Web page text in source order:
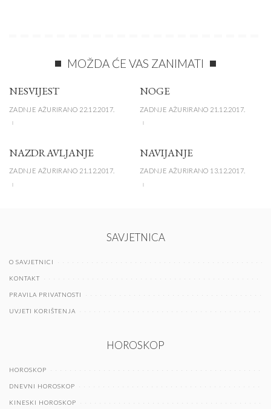
MOŽDA ĆE VAS ZANIMATI
NESVIJEST
ZADNJE AŽURIRANO 22.12.2017.
NOGE
ZADNJE AŽURIRANO 21.12.2017.
NAZDRAVLJANJE
ZADNJE AŽURIRANO 21.12.2017.
NAVIJANJE
ZADNJE AŽURIRANO 13.12.2017.
SAVJETNICA
O SAVJETNICI
KONTAKT
PRAVILA PRIVATNOSTI
UVJETI KORIŠTENJA
HOROSKOP
HOROSKOP
DNEVNI HOROSKOP
KINESKI HOROSKOP